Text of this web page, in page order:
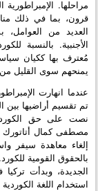
مراحلها.
قرون، بما في ذلك
العديد من العوامل،
الأجنبية. بالنسبة
مُعترف بها ككيان
يمنحهم سوى القليل من
نصت على حق الكورد
إلغاء معاهدة سيفر
بالحقوق القومية
الجديدة، وبدأت
استخدام اللغة